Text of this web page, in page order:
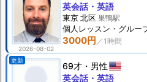
2026-08-02
3000円
英会話・英語
東京 北区 巣鴨駅
個人 レッスン ・グルー
更新
69才 男性
英会話・英語